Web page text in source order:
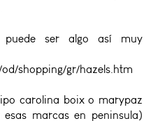
puede ser algo así muy
shopping/gr/hazels.htm
carolina boix o marypaz
marcas en peninsula)